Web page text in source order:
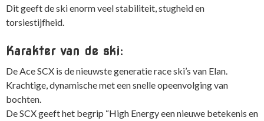
Dit geeft de ski enorm veel stabiliteit, stugheid en
torsiestijfheid.
Karakter van de ski:
De Ace SCX is de nieuwste generatie race ski’s van Elan.
Krachtige, dynamische met een snelle opeenvolging van
bochten.
De SCX geeft het begrip “High Energy een nieuwe betekenis en